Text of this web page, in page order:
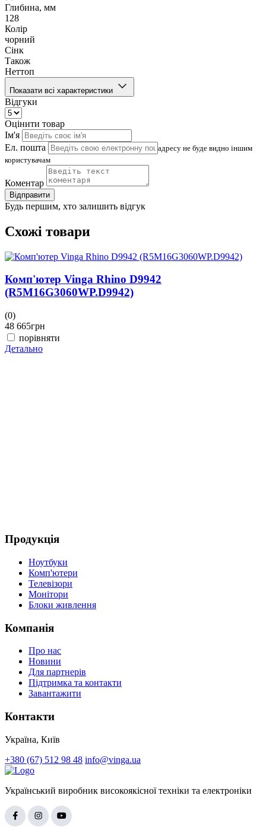
Глибина, мм
128
Колір
чорний
Сінк
Також
Неттоп
Показати всі характеристики
Відгуки
Оцінити товар
Ім'я
Ел. пошта
адресу не буде видно іншим
користувачам
Коментар
Відправити
Будь першим, хто залишить відгук
Схожі товари
Комп'ютер Vinga Rhino D9942
(R5M16G3060WP.D9942)
(0)
48 665грн
порівняти
Детально
Продукція
Ноутбуки
Комп'ютери
Телевізори
Монітори
Блоки живлення
Компанія
Про нас
Новини
Для партнерів
Підтримка та контакти
Завантажити
Контакти
Україна, Київ
+380 (67) 512 98 48 info@vinga.ua
Український виробник високоякісної техніки та електроніки